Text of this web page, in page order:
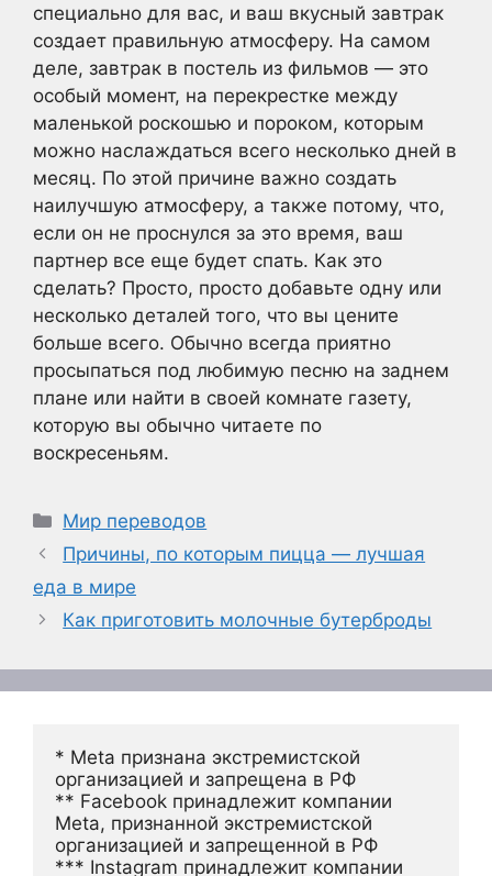
специально для вас, и ваш вкусный завтрак
создает правильную атмосферу. На самом
деле, завтрак в постель из фильмов — это
особый момент, на перекрестке между
маленькой роскошью и пороком, которым
можно наслаждаться всего несколько дней в
месяц. По этой причине важно создать
наилучшую атмосферу, а также потому, что,
если он не проснулся за это время, ваш
партнер все еще будет спать. Как это
сделать? Просто, просто добавьте одну или
несколько деталей того, что вы цените
больше всего. Обычно всегда приятно
просыпаться под любимую песню на заднем
плане или найти в своей комнате газету,
которую вы обычно читаете по
воскресеньям.
Рубрики
Мир переводов
Причины, по которым пицца — лучшая
еда в мире
Как приготовить молочные бутерброды
* Meta признана экстремистской
организацией и запрещена в РФ
** Facebook принадлежит компании
Meta, признанной экстремистской
организацией и запрещенной в РФ
*** Instagram принадлежит компании